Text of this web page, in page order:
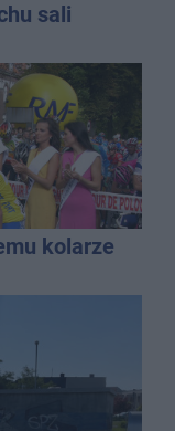
sali
kolarze